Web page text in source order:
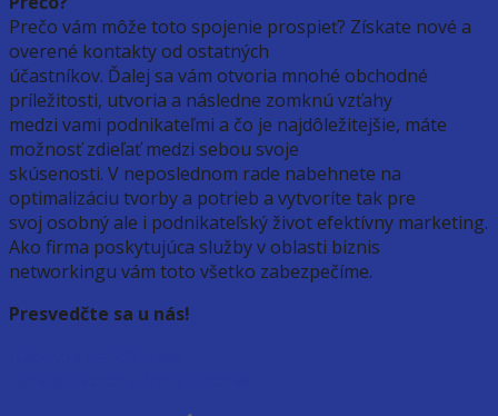
Prečo vám môže toto spojenie prospieť? Získate nové a
overené kontakty od ostatných
účastníkov. Ďalej sa vám otvoria mnohé obchodné
príležitosti, utvoria a následne zomknú vzťahy
medzi vami podnikateľmi a čo je najdôležitejšie, máte
možnosť zdieľať medzi sebou svoje
skúsenosti. V neposlednom rade nabehnete na
optimalizáciu tvorby a potrieb a vytvoríte tak pre
svoj osobný ale i podnikateľský život efektívny marketing.
Ako firma poskytujúca služby v oblasti biznis
networkingu vám toto všetko zabezpečíme.
Presvedčte sa u nás!